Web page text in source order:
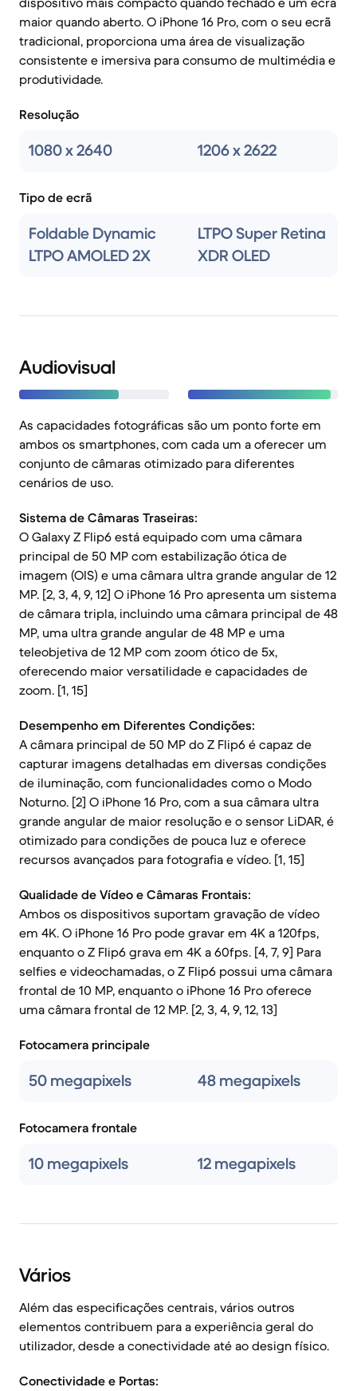
maior quando aberto. O iPhone 16 Pro, com o seu ecrã
tradicional, proporciona uma área de visualização
consistente e imersiva para consumo de multimédia e
produtividade.
Resolução
1080 x 2640 1206 x 2622
Tipo de ecrã
Foldable Dynamic
LTPO AMOLED 2X
LTPO Super Retina
XDR OLED
Audiovisual
As capacidades fotográficas são um ponto forte em
ambos os smartphones, com cada um a oferecer um
conjunto de câmaras otimizado para diferentes
cenários de uso.
Sistema de Câmaras Traseiras:
O Galaxy Z Flip6 está equipado com uma câmara
principal de 50 MP com estabilização ótica de
imagem (OIS) e uma câmara ultra grande angular de 12
MP. [2, 3, 4, 9, 12] O iPhone 16 Pro apresenta um sistema
de câmara tripla, incluindo uma câmara principal de 48
MP, uma ultra grande angular de 48 MP e uma
teleobjetiva de 12 MP com zoom ótico de 5x,
oferecendo maior versatilidade e capacidades de
zoom. [1, 15]
Desempenho em Diferentes Condições:
A câmara principal de 50 MP do Z Flip6 é capaz de
capturar imagens detalhadas em diversas condições
de iluminação, com funcionalidades como o Modo
Noturno. [2] O iPhone 16 Pro, com a sua câmara ultra
grande angular de maior resolução e o sensor LiDAR, é
otimizado para condições de pouca luz e oferece
recursos avançados para fotografia e vídeo. [1, 15]
Qualidade de Vídeo e Câmaras Frontais:
Ambos os dispositivos suportam gravação de vídeo
em 4K. O iPhone 16 Pro pode gravar em 4K a 120fps,
enquanto o Z Flip6 grava em 4K a 60fps. [4, 7, 9] Para
selfies e videochamadas, o Z Flip6 possui uma câmara
frontal de 10 MP, enquanto o iPhone 16 Pro oferece
uma câmara frontal de 12 MP. [2, 3, 4, 9, 12, 13]
Fotocamera principale
50 megapixels 48 megapixels
Fotocamera frontale
10 megapixels 12 megapixels
Vários
Além das especificações centrais, vários outros
elementos contribuem para a experiência geral do
utilizador, desde a conectividade até ao design físico.
Conectividade e Portas: